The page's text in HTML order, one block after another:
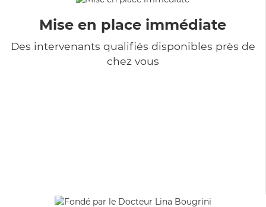
Mise en place immédiate
Des intervenants qualifiés disponibles près de
chez vous